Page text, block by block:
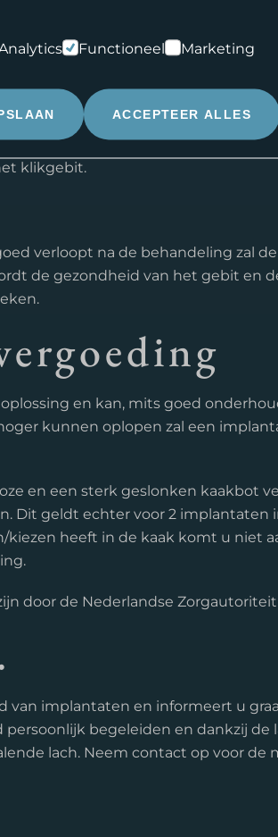
hersteld is, kan de tandarts over
deze behandeling zal de tandarts
verschaffen. De tijdelijke prothese
klikgebit.
verloopt na de behandeling zal
de gezondheid van het gebit en
en kan, mits goed
kunnen oplopen zal een
en een sterk geslonken kaakbot
Dit geldt echter voor 2 implantaten
kiezen heeft in de kaak komt u niet
door de Nederlandse
van implantaten en informeert u
begeleiden en dankzij de
lach. Neem contact op voor de
Oriënterend
Angst en
Functioneel Marketing
ACCEPTEER ALLES